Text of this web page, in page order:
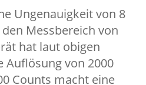
Ungenauigkeit von 8
Messbereich von
hat laut obigen
Auflösung von 2000
Counts macht eine